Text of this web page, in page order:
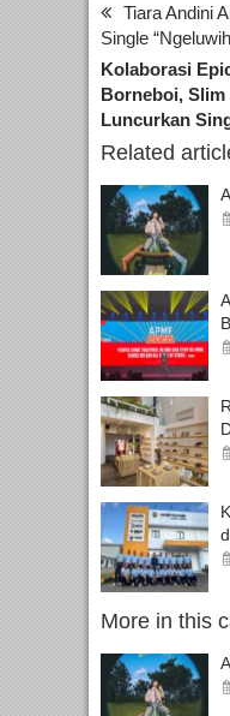
Tiara Andini
Single
Kolaborasi
Borneboi, Slim
Luncurkan
Related
More in this